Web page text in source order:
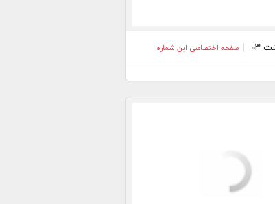
صفحه اختصاصی این شماره